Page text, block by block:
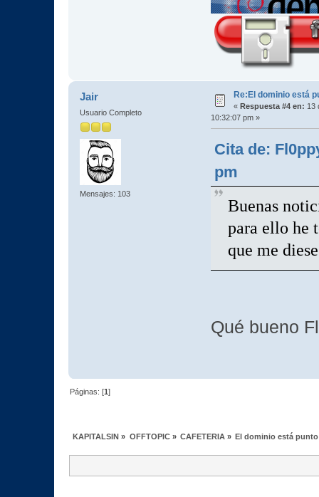
Jair
Usuario Completo
Mensajes: 103
Re:El dominio está
« Respuesta #4 en: 13
10:32:07 pm »
Cita de:
pm
Buenas
para ello he
que me
Qué bueno
Páginas: [1]
KAPITALSIN » OFFTOPIC» CAFETERIA» El dominio está